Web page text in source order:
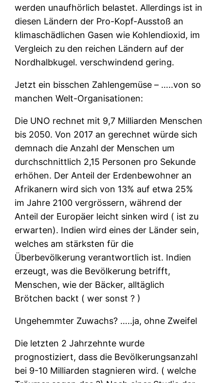
werden unaufhörlich belastet. Allerdings ist in
diesen Ländern der Pro-Kopf-Ausstoß an
klimaschädlichen Gasen wie Kohlendioxid, im
Vergleich zu den reichen Ländern auf der
Nordhalbkugel. verschwindend gering.
Jetzt ein bisschen Zahlengemüse – …..von so
manchen Welt-Organisationen:
Die UNO rechnet mit 9,7 Milliarden Menschen
bis 2050. Von 2017 an gerechnet würde sich
demnach die Anzahl der Menschen um
durchschnittlich 2,15 Personen pro Sekunde
erhöhen. Der Anteil der Erdenbewohner an
Afrikanern wird sich von 13% auf etwa 25%
im Jahre 2100 vergrössern, während der
Anteil der Europäer leicht sinken wird ( ist zu
erwarten). Indien wird eines der Länder sein,
welches am stärksten für die
Überbevölkerung verantwortlich ist. Indien
erzeugt, was die Bevölkerung betrifft,
Menschen, wie der Bäcker, alltäglich
Brötchen backt ( wer sonst ? )
Ungehemmter Zuwachs? …..ja, ohne Zweifel
Die letzten 2 Jahrzehnte wurde
prognostiziert, dass die Bevölkerungsanzahl
bei 9-10 Milliarden stagnieren wird. ( welche